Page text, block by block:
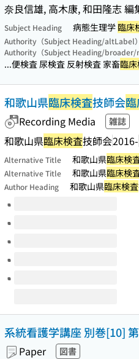
奈良信雄, 高木康, 和田隆志 編
Subject Heading 病態生理学 臨床
Authority（Subject Heading/altLabel）
Authority（Subject Heading/broader/
...便検査 尿検査 反射検査 家畜臨
和歌山県臨床検査技師会
Recording Media 雑誌
和歌山県臨床検査技師会2016-
Alternative Title 和歌山県臨床検
Alternative Title 和歌山県臨床検
Author Heading 和歌山県臨床検査
Volumes of this title
系統看護学講座 別巻[10]
Paper 図書